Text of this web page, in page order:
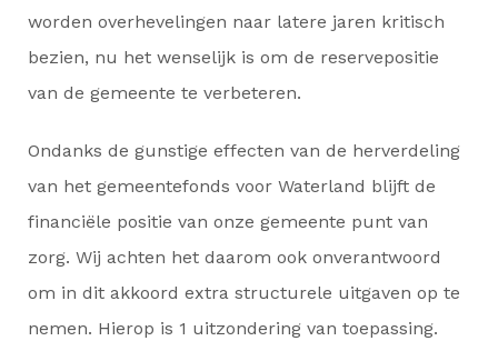
worden overhevelingen naar latere jaren kritisch
bezien, nu het wenselijk is om de reservepositie
van de gemeente te verbeteren.
Ondanks de gunstige effecten van de herverdeling
van het gemeentefonds voor Waterland blijft de
financiële positie van onze gemeente punt van
zorg. Wij achten het daarom ook onverantwoord
om in dit akkoord extra structurele uitgaven op te
nemen. Hierop is 1 uitzondering van toepassing.